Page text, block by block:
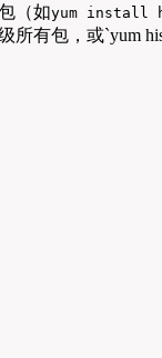
（如yum install
所有包，或`yum